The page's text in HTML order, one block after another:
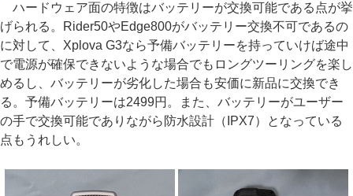
ハードウェア面の特徴はバッテリーが交換可能である点が挙
げられる。Rider50やEdge800がバッテリー交換不可であるの
に対して、Xplova G3なら予備バッテリーを持っていけば途中
で電源が確保できないような場合でもロングツーリングを楽し
めるし、バッテリーが劣化した場合も安価に新品に交換でき
る。予備バッテリーは2499円。また、バッテリーがユーザー
の手で交換可能でありながら防水設計（IPX7）となっている
点もうれしい。